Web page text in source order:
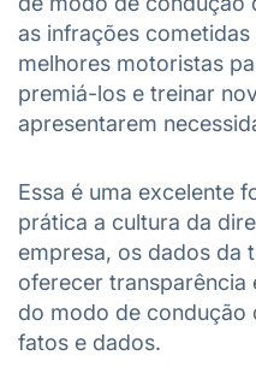
as infrações
melhores motoristas
premiá-los e treinar
apresentarem
Essa é uma excelente
prática a cultura da
empresa, os dados da
oferecer transparência
do modo de condução
fatos e dados.